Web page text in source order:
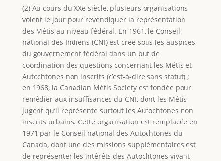
(2) Au cours du XXe siècle, plusieurs organisations
voient le jour pour revendiquer la représentation
des Métis au niveau fédéral. En 1961, le Conseil
national des Indiens (CNI) est créé sous les auspices
du gouvernement fédéral dans un but de
coordination des questions concernant les Métis et
Autochtones non inscrits (c’est-à-dire sans statut) ;
en 1968, la Canadian Métis Society est fondée pour
remédier aux insuffisances du CNI, dont les Métis
jugent qu’il représente surtout les Autochtones non
inscrits urbains. Cette organisation est remplacée en
1971 par le Conseil national des Autochtones du
Canada, dont une des missions supplémentaires est
de représenter les intérêts des Autochtones vivant